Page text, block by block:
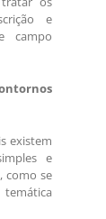
e
campo
existem
e
como se